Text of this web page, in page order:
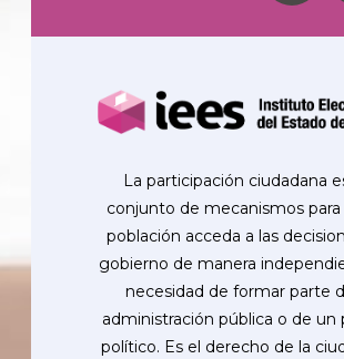
La participación ciudadana
conjunto de mecanismos para
población acceda a las
gobierno de manera
necesidad de formar parte
administración pública o de un
político. Es el derecho de la